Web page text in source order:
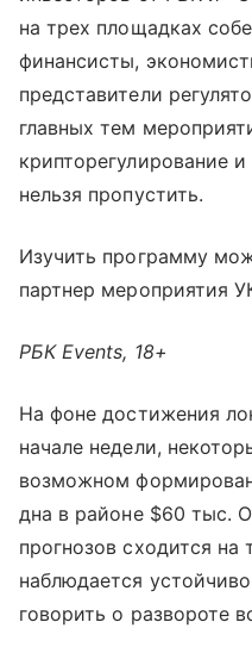
на трех площадках
финансисты,
представители
главных тем
крипторегулирование
нельзя пропустить.
Изучить программу
партнер мероприятия
РБК Events, 18+
На фоне достижения
начале недели,
возможном
дна в районе $60 тыс.
прогнозов сходится на
наблюдается
говорить о развороте